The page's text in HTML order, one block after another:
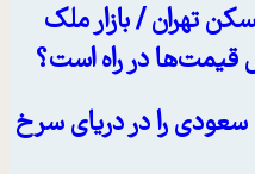
تهران / بازار ملک
قیمت‌ها در راه است؟
را در دریای سرخ